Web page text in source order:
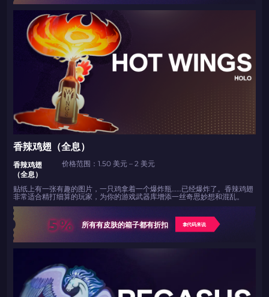
香辣鸡翅（全息）
香辣鸡翅
（全息）
价格范围：1.50 美元 – 2 美元
贴纸上有一张有趣的图片，一只鸡拿着一个爆炸瓶……已经爆炸了。香辣鸡翅
非常适合精打细算的玩家，为你的游戏武器库增添一丝奇思妙想和混乱。
5% 所有有皮肤的箱子都有折扣 拿代码来说